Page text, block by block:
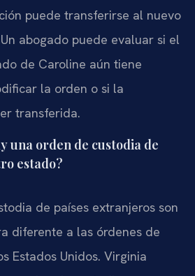
puede transferirse al nuevo
abogado puede evaluar si el
de Caroline aún tiene
la orden o si la
transferida.
una orden de custodia de
estado?
de países extranjeros son
diferente a las órdenes de
Estados Unidos. Virginia